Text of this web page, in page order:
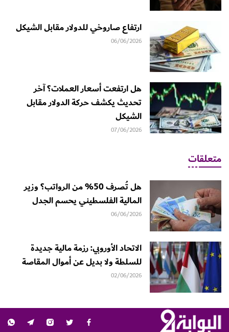
ارتفاع صاروخي للدولار مقابل الشيكل
06/06/2026
هل ارتفعت أسعار العملات؟ آخر
تحديث يكشف حركة الدولار مقابل
الشيكل
07/06/2026
متعلقات
هل تُصرف 50% من الرواتب؟ وزير
المالية الفلسطيني يحسم الجدل
06/06/2026
الاتحاد الأوروبي: رزمة مالية جديدة
للسلطة ولا بديل عن أموال المقاصة
02/06/2026